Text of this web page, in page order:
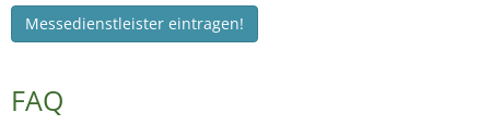
Messedienstleister eintragen!
FAQ